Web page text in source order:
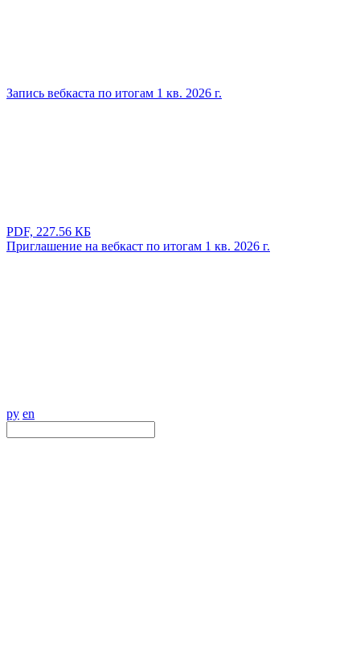
Запись вебкаста по итогам 1 кв. 2026 г.
PDF, 227.56 КБ
Приглашение на вебкаст по итогам 1 кв. 2026 г.
ру en